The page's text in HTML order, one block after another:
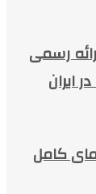
رسمی
ایران
کامل